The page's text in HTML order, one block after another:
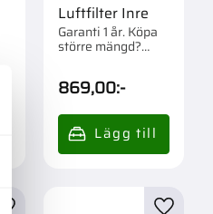
Luftfilter Inre
Garanti 1 år. Köpa
större mängd?
Förpackad om 1 st.
869,00:-